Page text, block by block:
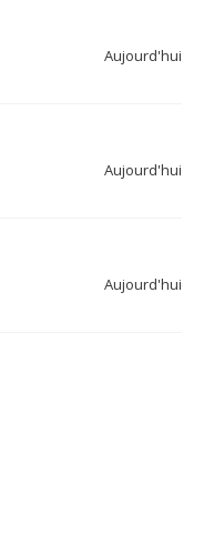
Aujourd'hui
Aujourd'hui
Aujourd'hui